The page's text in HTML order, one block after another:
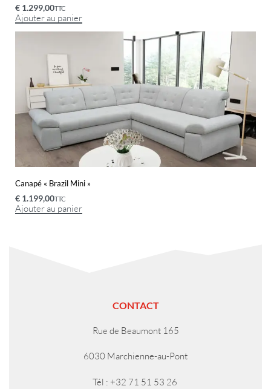
€ 1.299,00TTC
Ajouter au panier
Canapé « Brazil Mini »
€ 1.199,00TTC
Ajouter au panier
CONTACT
Rue de Beaumont 165
6030 Marchienne-au-Pont
Tél : +32 71 51 53 26